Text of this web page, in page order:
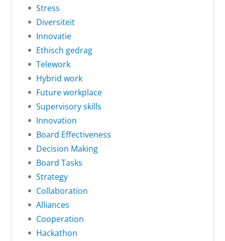
Stress
Diversiteit
Innovatie
Ethisch gedrag
Telework
Hybrid work
Future workplace
Supervisory skills
Innovation
Board Effectiveness
Decision Making
Board Tasks
Strategy
Collaboration
Alliances
Cooperation
Hackathon